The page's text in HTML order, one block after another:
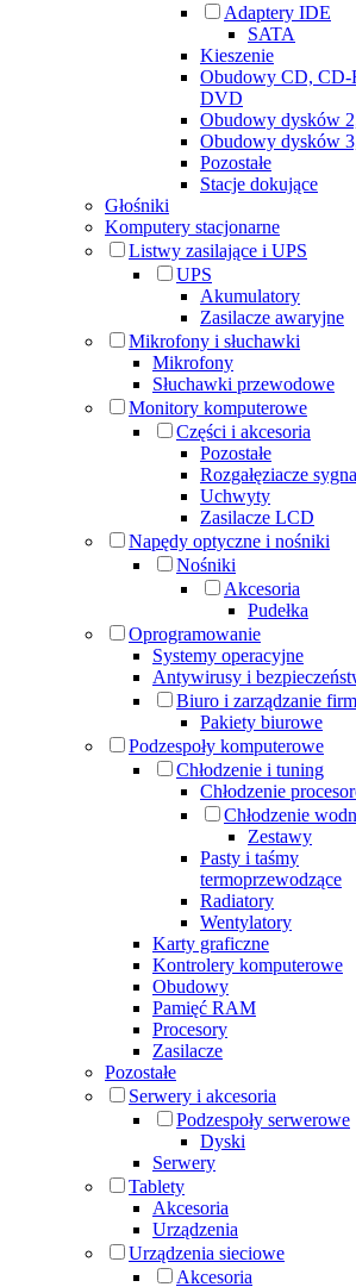
Adaptery IDE
SATA
Kieszenie
Obudowy CD, CD-
DVD
Obudowy dysków
Obudowy dysków
Pozostałe
Stacje dokujące
Głośniki
Komputery stacjonarne
Listwy zasilające i UPS
UPS
Akumulatory
Zasilacze awaryjne
Mikrofony i słuchawki
Mikrofony
Słuchawki przewodowe
Monitory komputerowe
Części i akcesoria
Pozostałe
Rozgałęziacze
Uchwyty
Zasilacze LCD
Napędy optyczne i nośniki
Nośniki
Akcesoria
Pudełka
Oprogramowanie
Systemy operacyjne
Antywirusy i
Biuro i zarządzanie
Pakiety biurowe
Podzespoły komputerowe
Chłodzenie i tuning
Chłodzenie
Chłodzenie
Zestawy
Pasty i taśmy
termoprzewodzące
Radiatory
Wentylatory
Karty graficzne
Kontrolery komputerowe
Obudowy
Pamięć RAM
Procesory
Zasilacze
Pozostałe
Serwery i akcesoria
Podzespoły serwerowe
Dyski
Serwery
Tablety
Akcesoria
Urządzenia
Urządzenia sieciowe
Akcesoria